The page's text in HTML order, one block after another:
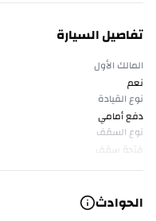
تفاصيل السيارة
المالك الأول
نعم
نوع القيادة
دفع أمامي
نوع السقف
فتحة سقف
الحوادث